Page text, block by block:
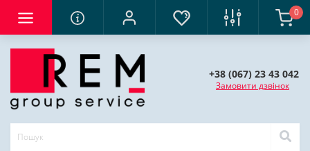
0
+38 (067) 23 43 042
Замовити дзвінок